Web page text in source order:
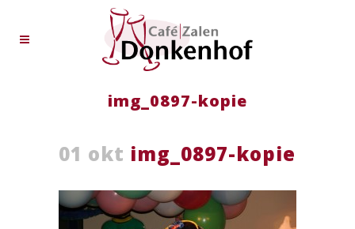
img_0897-kopie
01 okt img_0897-kopie